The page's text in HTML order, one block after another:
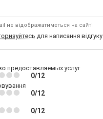
не відображатиметься на сайті
для написання відгуку
предоставляемых услуг
0/12
0/12
0/12